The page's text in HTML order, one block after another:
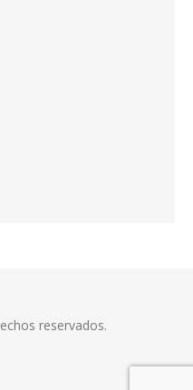
reservados.